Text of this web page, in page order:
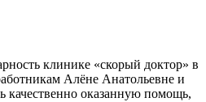
клинике «скорый доктор» в
Алёне Анатольевне и
качественно оказанную помощь,